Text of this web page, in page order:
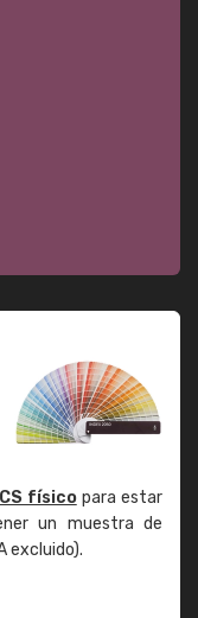
físicopara estar
un muestra de
excluido).